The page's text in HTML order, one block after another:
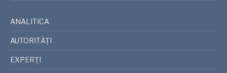
ANALITICA
AUTORITĂȚI
EXPERȚI